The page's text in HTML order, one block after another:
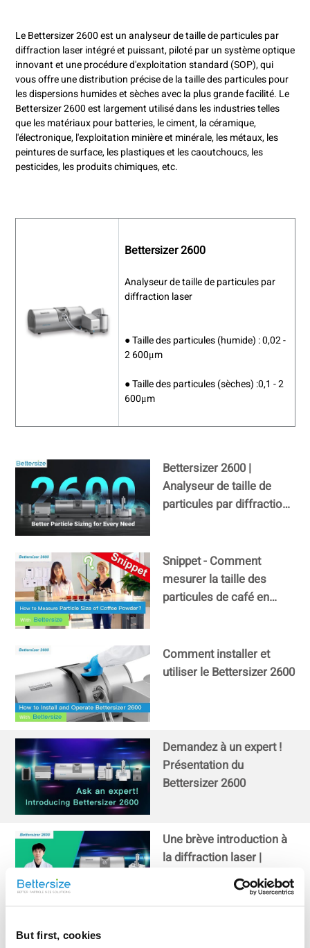
But first, cookies
Le Bettersizer 2600 est un analyseur de taille de particules par
diffraction laser intégré et puissant, piloté par un système optique
innovant et une procédure d'exploitation standard (SOP), qui
vous offre une distribution précise de la taille des particules pour
les dispersions humides et sèches avec la plus grande facilité. Le
Bettersizer 2600 est largement utilisé dans les industries telles
que les matériaux pour batteries, le ciment, la céramique,
l'électronique, l'exploitation minière et minérale, les métaux, les
peintures de surface, les plastiques et les caoutchoucs, les
pesticides, les produits chimiques, etc.
Bettersizer 2600
Analyseur de taille de particules par
diffraction laser
● Taille des particules (humide) : 0,02 -
2 600μm
● Taille des particules (sèches) :0,1 - 2
600μm
Bettersizer 2600 |
Analyseur de taille de
particules par diffraction
Snippet - Comment
mesurer la taille des
particules de café en
Comment installer et
utiliser le Bettersizer 2600
Demandez à un expert !
Présentation du
Bettersizer 2600
Une brève introduction à
la diffraction laser |
Principes de base du
Bettersizer 2600